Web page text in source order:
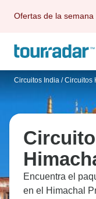
Ofertas de la semana
Circuitos India / Circuitos
Encuentra el
en el Himachal